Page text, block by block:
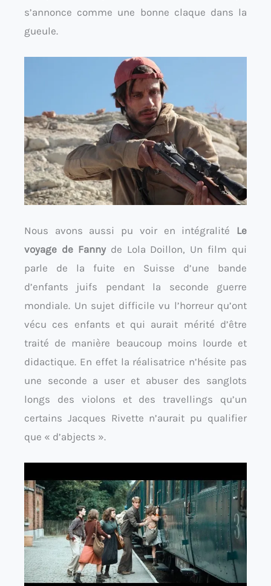
s’annonce comme une bonne claque dans la
gueule.
Nous avons aussi pu voir en intégralité Le
voyage de Fannyde Lola Doillon, Un film qui
parle de la fuite en Suisse d’une bande
d’enfants juifs pendant la seconde guerre
mondiale. Un sujet difficile vu l’horreur qu’ont
vécu ces enfants et qui aurait mérité d’être
traité de manière beaucoup moins lourde et
didactique. En effet la réalisatrice n’hésite pas
une seconde a user et abuser des sanglots
longs des violons et des travellings qu’un
certains Jacques Rivette n’aurait pu qualifier
que « d’abjects ».